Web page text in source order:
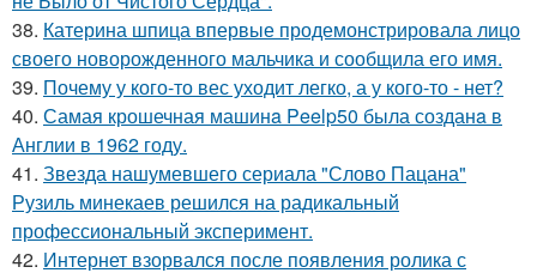
38. Катерина шпица впервые продемонстрировала лицо
своего новорожденного мальчика и сообщила его имя.
39. Почему у кого-то вес уходит легко, а у кого-то - нет?
40. Самая крошечная машинa Peelp50 была созданa в
Англии в 1962 году.
41. Звезда нашумевшего сериала "Слово Пацана"
Рузиль минекаев решился на радикальный
профессиональный эксперимент.
42. Интернет взорвался после появления ролика с